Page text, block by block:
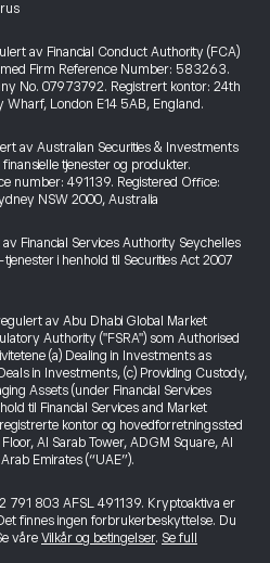
av Financial Conduct Authority (FCA)
Firm Reference Number: 583263.
No. 07973792. Registrert kontor: 24th
Wharf, London E14 5AB, England.
av Australian Securities & Investments
tjenester og produkter.
number: 491139. Registered Office:
NSW 2000, Australia
Financial Services Authority Seychelles
i henhold til Securities Act 2007
av Abu Dhabi Global Market
Authority ("FSRA") som Authorised
(a) Dealing in Investments as
in Investments, (c) Providing Custody,
Assets (under Financial Services
til Financial Services and Market
kontor og hovedforretningssted
Al Sarab Tower, ADGM Square, Al
Emirates (“UAE”).
791 803 AFSL 491139. Kryptoaktiva er
finnes ingen forbrukerbeskyttelse. Du
våre Vilkår og betingelser. Se full